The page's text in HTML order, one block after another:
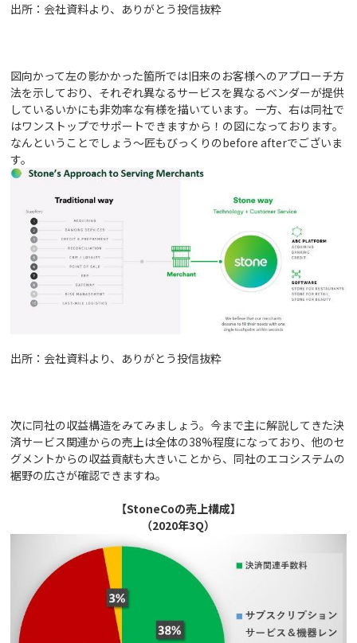
出所：会社資料より、ありがとう投信抜粋
図向かって左の影かかった箇所では旧来のお客様へのアプローチ方
法を示しており、それぞれ異なるサービスを異なるベンダーが提供
しているいかにも非効率な有様を描いています。一方、右は同社で
はワンストップでサポートできますから！の図になっております。
なんということでしょう～匠もびっくりのbefore afterでございま
す。
出所：会社資料より、ありがとう投信抜粋
次に同社の収益構造をみてみましょう。今まで主に解説してきた決
済サービス関連からの売上は全体の38%程度になっており、他のセ
グメントからの収益貢献も大きいことから、同社のエコシステムの
裾野の広さが確認できますね。
【StoneCoの売上構成】
（2020年3Q）